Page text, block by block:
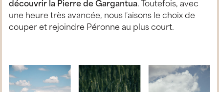
découvrir la Pierre de Gargantua. Toutefois, avec
une heure très avancée, nous faisons le choix de
couper et rejoindre Péronne au plus court.